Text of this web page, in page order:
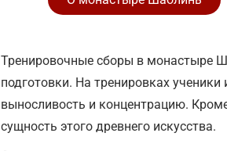
Тренировочные сборы в монастыре
подготовки. На тренировках
выносливость и концентрацию.
сущность этого древнего искусства.